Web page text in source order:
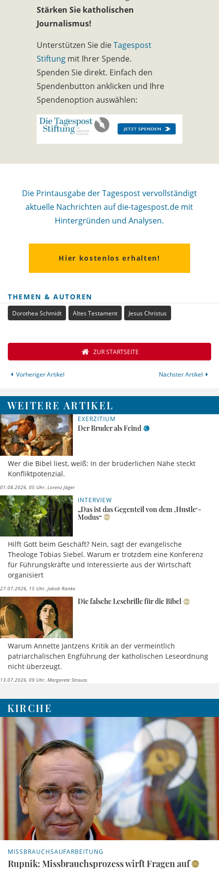
Stärken Sie katholischen
Journalismus!
Unterstützen Sie dieTagespost
Stiftung mit Ihrer Spende.
Spenden Sie direkt. Einfach den
Spendenbutton anklicken und Ihre
Spendenoption auswählen:
Die Printausgabe der Tagespost vervollständigt
aktuelle Nachrichten auf die-tagespost.de mit
Hintergründen und Analysen.
Hier kostenlos erhalten!
THEMEN & AUTOREN
Dorothea Schmidt Altes Testament Jesus Christus
Vorheriger Artikel
ZUR STARTSEITE
Nächster Artikel
WEITERE ARTIKEL
EXERZITIUM
Der Bruder als Feind
Wer die Bibel liest, weiß: In der brüderlichen Nähe steckt
Konfliktpotenzial.
01.08.2026, 05 Uhr Lorenz Jäger
INTERVIEW
„Das ist das Gegenteil von dem ‚Hustle‘-
Modus“
Hilft Gott beim Geschäft? Nein, sagt der evangelische
Theologe Tobias Siebel. Warum er trotzdem eine Konferenz
für Führungskräfte und Interessierte aus der Wirtschaft
organisiert
27.07.2026, 15 Uhr Jakob Ranke
Die falsche Lesebrille für die Bibel
Warum Annette Jantzens Kritik an der vermeintlich
patriarchalischen Engführung der katholischen Leseordnung
nicht überzeugt.
13.07.2026, 09 Uhr Margarete Strauss
KIRCHE
MISSBRAUCHSAUFARBEITUNG
Rupnik: Missbrauchsprozess wirft Fragen auf